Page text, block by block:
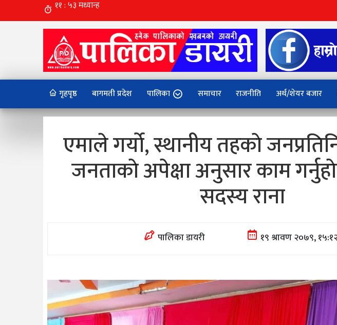
गृहपृष्ठ बागमती प्रदेश पालिका समाचार राजनीति अर्थ/शेयर बजार
एमाले गर्याे, स्थानीय तहकाे
जनताकाे अपेक्षा अनुसार काम
सदस्य राना
पालिका डायरी १९ श्रावण २०७९,